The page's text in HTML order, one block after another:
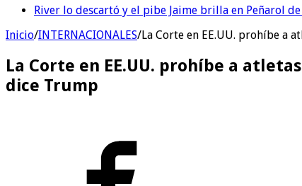
River lo descartó y el pibe Jaime brilla en Peñarol
Inicio/INTERNACIONALES/La Corte en EE.UU. prohíbe a
La Corte en EE.UU. prohíbe a
dice Trump